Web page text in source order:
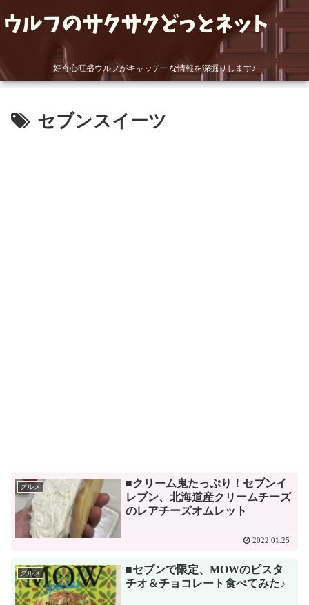
好奇心旺盛ウルフがキャッチーな情報を深掘りします♪
セブンスイーツ
グルメ
■クリーム鬼たっぷり！セブンイ
レブン、北海道産クリームチーズ
のレアチーズオムレット
2022.01.25
グルメ
■セブンで限定、MOWのピスタ
チオ＆チョコレート食べてみた♪